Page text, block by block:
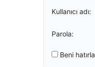
Kullanıcı adı:
Parola:
Beni hatırla